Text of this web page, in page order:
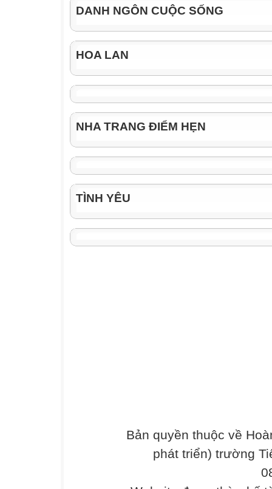
DANH NGÔN CUỘC SỐNG
HOA LAN
NHA TRANG ĐIỂM HẸN
TÌNH YÊU
Bản quyền thuộc về
phát triển) trường